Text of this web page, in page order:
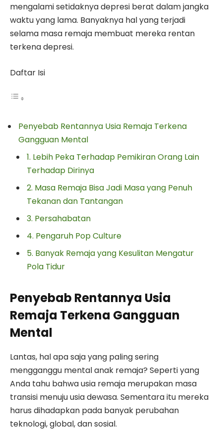
mengalami setidaknya depresi berat dalam jangka
waktu yang lama. Banyaknya hal yang terjadi
selama masa remaja membuat mereka rentan
terkena depresi.
Daftar Isi
Penyebab Rentannya Usia Remaja Terkena
Gangguan Mental
1. Lebih Peka Terhadap Pemikiran Orang Lain
Terhadap Dirinya
2. Masa Remaja Bisa Jadi Masa yang Penuh
Tekanan dan Tantangan
3. Persahabatan
4. Pengaruh Pop Culture
5. Banyak Remaja yang Kesulitan Mengatur
Pola Tidur
Penyebab Rentannya Usia
Remaja Terkena Gangguan
Mental
Lantas, hal apa saja yang paling sering
mengganggu mental anak remaja? Seperti yang
Anda tahu bahwa usia remaja merupakan masa
transisi menuju usia dewasa. Sementara itu mereka
harus dihadapkan pada banyak perubahan
teknologi, global, dan sosial.